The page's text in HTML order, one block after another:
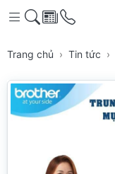
Trang chủ Tin tức